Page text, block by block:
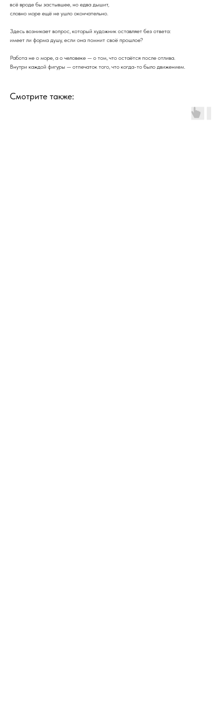
всё вроде бы застывшее, но едва дышит,
словно море ещё не ушло окончательно.
Здесь возникает вопрос, который художник оставляет без ответа:
имеет ли форма душу, если она помнит своё прошлое?
Работа не о море, а о человеке — о том, что остаётся после отлива.
Внутри каждой фигуры — отпечаток того, что когда-то было движением.
Смотрите также: